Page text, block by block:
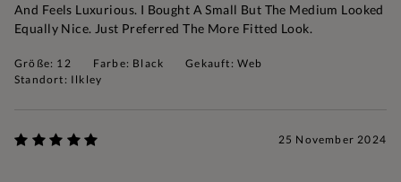
And Feels Luxurious. I Bought A Small But The Medium Looked
Equally Nice. Just Preferred The More Fitted Look.
Größe: 12 Farbe: Black
Gekauft: Web
Standort: Ilkley
25 November 2024